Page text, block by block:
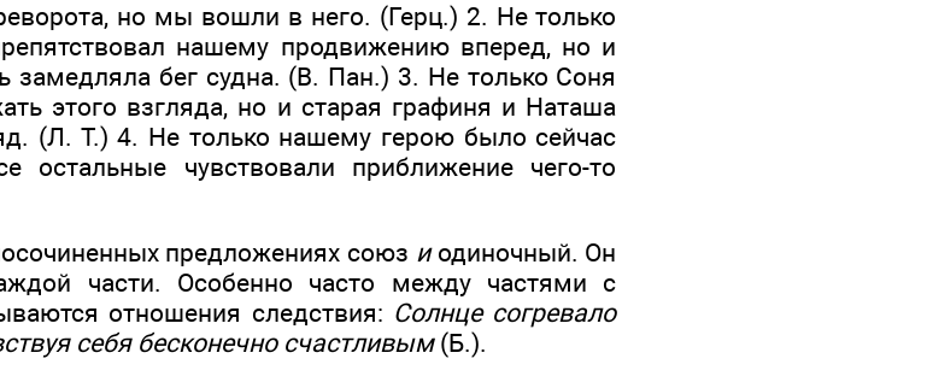
но мы вошли в него. (Герц.) 2. Не только
нашему продвижению вперед, но и
замедляла бег судна. (В. Пан.) 3. Не только Соня
этого взгляда, но и старая графиня и Наташа
(Л. Т.) 4. Не только нашему герою было сейчас
чувствовали приближение чего-то
предложениях союз иодиночный. Он
части. Особенно часто между частями с
отношения следствия: Солнце согревало
себя бесконечно счастливым(Б.).